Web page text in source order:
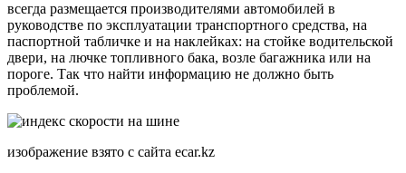
всегда размещается производителями автомобилей в
руководстве по эксплуатации транспортного средства, на
паспортной табличке и на наклейках: на стойке водительской
двери, на лючке топливного бака, возле багажника или на
пороге. Так что найти информацию не должно быть
проблемой.
изображение взято с сайта ecar.kz